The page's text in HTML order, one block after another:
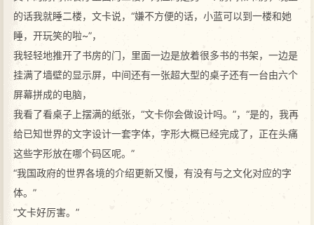
的话我就睡二楼，文卡说，“嫌不方便的话，小蓝可以到一楼和她
睡，开玩笑的啦~”，
我轻轻地推开了书房的门，里面一边是放着很多书的书架，一边是
挂满了墙壁的显示屏，中间还有一张超大型的桌子还有一台由六个
屏幕拼成的电脑，
我看了看桌子上摆满的纸张，“文卡你会做设计吗。”，“是的，我再
给已知世界的文字设计一套字体，字形大概已经完成了，正在头痛
这些字形放在哪个码区呢。”
“我国政府的世界各境的介绍更新又慢，有没有与之文化对应的字
体。”
“文卡好厉害。”